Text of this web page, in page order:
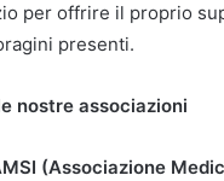
per offrire il proprio
presenti.
nostre associazioni
(Associazione